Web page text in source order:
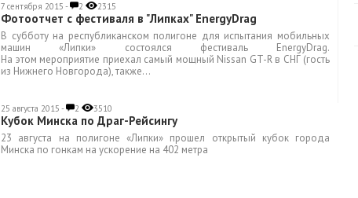
7 сентября 2015 - 2 2315
Фотоотчет с фестиваля в "Липках" EnergyDrag
В субботу на республиканском полигоне для испытания мобильных
машин «Липки» состоялся фестиваль EnergyDrag.
На этом мероприятие приехал самый мощный Nissan GT-R в СНГ (гость
из Нижнего Новгорода), также...
25 августа 2015 - 2 3510
Кубок Минска по Драг-Рейсингу
23 августа на полигоне «Липки» прошел открытый кубок города
Минска по гонкам на ускорение на 402 метра